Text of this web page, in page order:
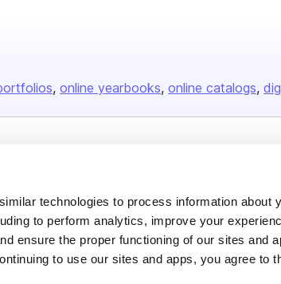
technologies to process information about
to perform analytics, improve your
ensure the proper functioning of our sites and
to use our sites and apps, you agree to
online yearbooks online catalogs
Careers
Plans &
Press